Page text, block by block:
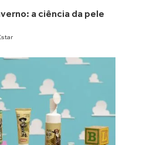
a ciência da pele